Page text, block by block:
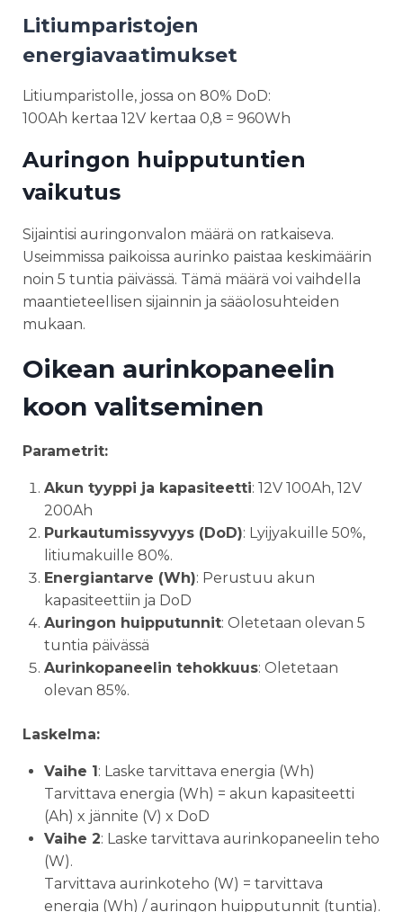
Litiumparistojen
energiavaatimukset
Litiumparistolle, jossa on 80% DoD:
100Ah kertaa 12V kertaa 0,8 = 960Wh
Auringon huipputuntien
vaikutus
Sijaintisi auringonvalon määrä on ratkaiseva.
Useimmissa paikoissa aurinko paistaa keskimäärin
noin 5 tuntia päivässä. Tämä määrä voi vaihdella
maantieteellisen sijainnin ja sääolosuhteiden
mukaan.
Oikean aurinkopaneelin
koon valitseminen
Parametrit:
Akun tyyppi ja kapasiteetti: 12V 100Ah, 12V
200Ah
Purkautumissyvyys (DoD): Lyijyakuille 50%,
litiumakuille 80%.
Energiantarve (Wh): Perustuu akun
kapasiteettiin ja DoD
Auringon huipputunnit: Oletetaan olevan 5
tuntia päivässä
Aurinkopaneelin tehokkuus: Oletetaan
olevan 85%.
Laskelma:
Vaihe 1 : Laske tarvittava energia (Wh)
Tarvittava energia (Wh) = akun kapasiteetti
(Ah) x jännite (V) x DoD
Vaihe 2: Laske tarvittava aurinkopaneelin teho
(W).
Tarvittava aurinkoteho (W) = tarvittava
energia (Wh) / auringon huipputunnit (tuntia).